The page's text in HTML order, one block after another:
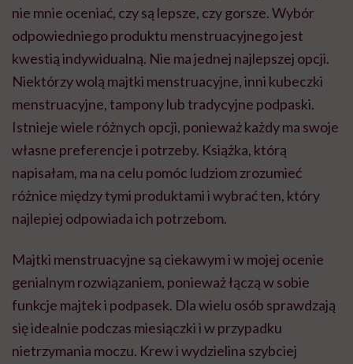
nie mnie oceniać, czy są lepsze, czy gorsze. Wybór
odpowiedniego produktu menstruacyjnego jest
kwestią indywidualną. Nie ma jednej najlepszej opcji.
Niektórzy wolą majtki menstruacyjne, inni kubeczki
menstruacyjne, tampony lub tradycyjne podpaski.
Istnieje wiele różnych opcji, ponieważ każdy ma swoje
własne preferencje i potrzeby. Książka, którą
napisałam, ma na celu pomóc ludziom zrozumieć
różnice między tymi produktami i wybrać ten, który
najlepiej odpowiada ich potrzebom.
Majtki menstruacyjne są ciekawym i w mojej ocenie
genialnym rozwiązaniem, ponieważ łączą w sobie
funkcje majtek i podpasek. Dla wielu osób sprawdzają
się idealnie podczas miesiączki i w przypadku
nietrzymania moczu. Krew i wydzielina szybciej